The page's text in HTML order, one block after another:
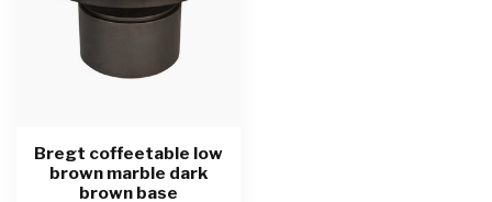
Bregt coffeetable low
brown marble dark
brown base